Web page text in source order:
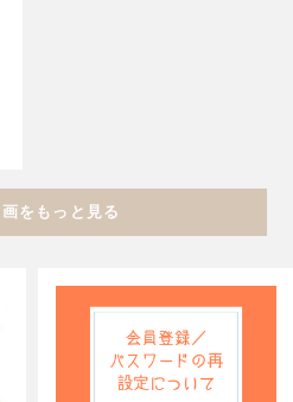
をもっと見る